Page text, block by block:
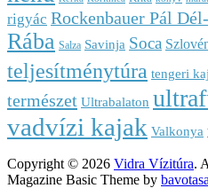
rigyác Rockenbauer Pál
Rába Salza Savinja Soca
teljesítménytúra tengeri
természet Ultrabalaton
vadvízi kajak Valkonya
Copyright © 2026 Vidra Vízitúra.
Magazine Basic Theme by